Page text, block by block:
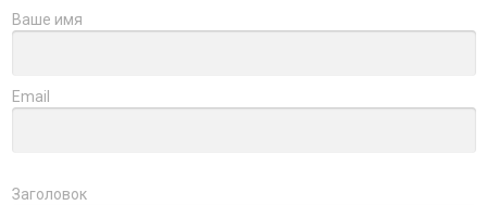
Ваше имя
Email
Заголовок